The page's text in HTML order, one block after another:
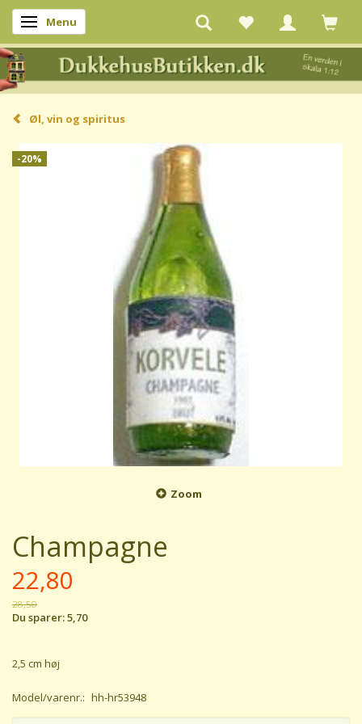
Skifte navigation
Menu
Øl, vin og spiritus
-20%
Zoom
Champagne
22,80
28,50
Du sparer:5,70
2,5 cm høj
Model/varenr.: hh-hr53948